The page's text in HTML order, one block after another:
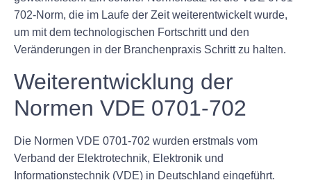
702-Norm, die im Laufe der Zeit weiterentwickelt wurde,
um mit dem technologischen Fortschritt und den
Veränderungen in der Branchenpraxis Schritt zu halten.
Weiterentwicklung der
Normen VDE 0701-702
Die Normen VDE 0701-702 wurden erstmals vom
Verband der Elektrotechnik, Elektronik und
Informationstechnik (VDE) in Deutschland eingeführt.